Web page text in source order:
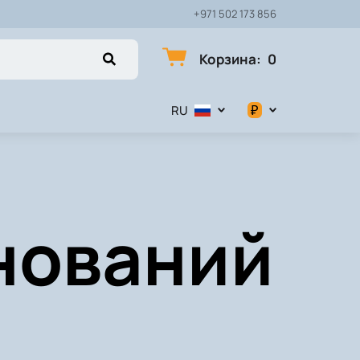
+971 502 173 856
Корзина: 0
RU ₽